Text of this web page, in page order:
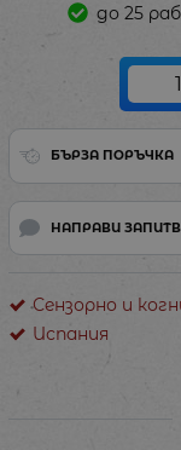
до 25
БЪРЗА ПОРЪЧКА
НАПРАВИ
Сензорно и
Испания